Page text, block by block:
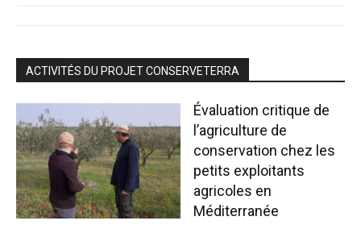
ACTIVITÉS DU PROJET CONSERVETERRA
Évaluation critique de
l’agriculture de
conservation chez les
petits exploitants
agricoles en
Méditerranée